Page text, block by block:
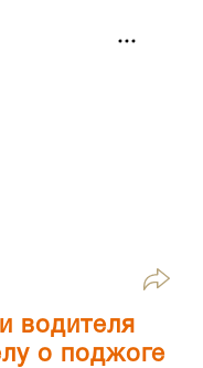
водителя
о поджоге